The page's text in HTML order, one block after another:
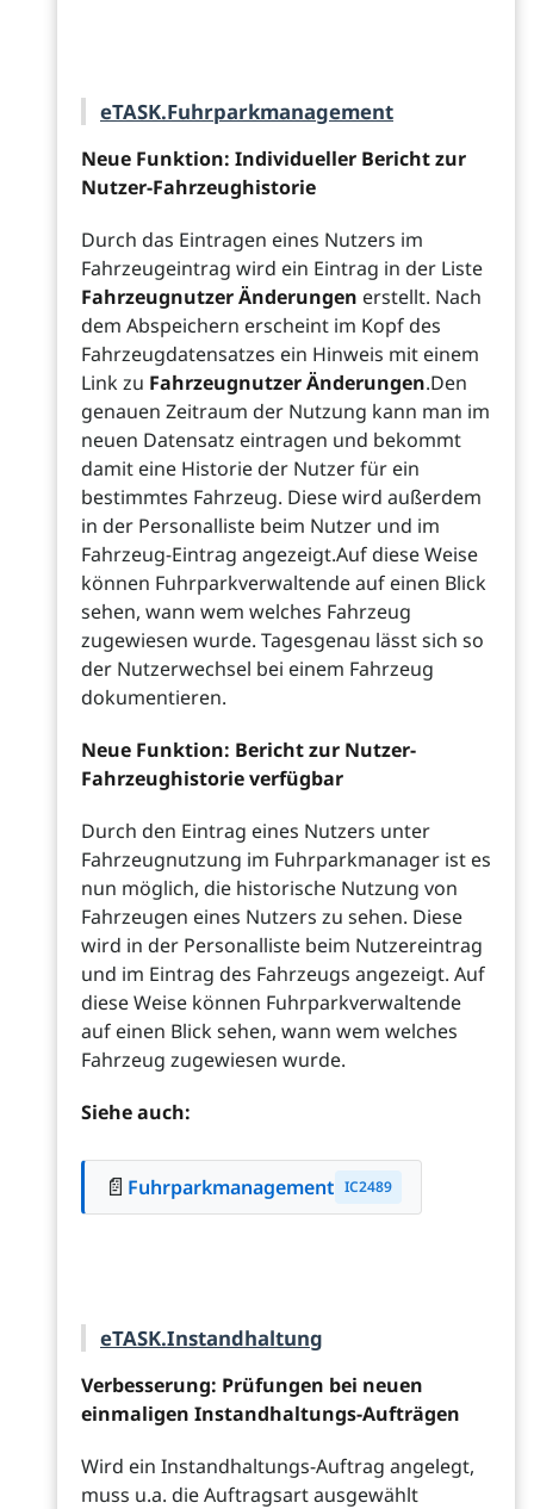
eTASK.Fuhrparkmanagement
Neue Funktion: Individueller Bericht zur
Nutzer-Fahrzeughistorie
Durch das Eintragen eines Nutzers im
Fahrzeugeintrag wird ein Eintrag in der Liste
Fahrzeugnutzer Änderungen erstellt. Nach
dem Abspeichern erscheint im Kopf des
Fahrzeugdatensatzes ein Hinweis mit einem
Link zu Fahrzeugnutzer Änderungen.Den
genauen Zeitraum der Nutzung kann man im
neuen Datensatz eintragen und bekommt
damit eine Historie der Nutzer für ein
bestimmtes Fahrzeug. Diese wird außerdem
in der Personalliste beim Nutzer und im
Fahrzeug-Eintrag angezeigt.Auf diese Weise
können Fuhrparkverwaltende auf einen Blick
sehen, wann wem welches Fahrzeug
zugewiesen wurde. Tagesgenau lässt sich so
der Nutzerwechsel bei einem Fahrzeug
dokumentieren.
Neue Funktion: Bericht zur Nutzer-
Fahrzeughistorie verfügbar
Durch den Eintrag eines Nutzers unter
Fahrzeugnutzung im Fuhrparkmanager ist es
nun möglich, die historische Nutzung von
Fahrzeugen eines Nutzers zu sehen. Diese
wird in der Personalliste beim Nutzereintrag
und im Eintrag des Fahrzeugs angezeigt. Auf
diese Weise können Fuhrparkverwaltende
auf einen Blick sehen, wann wem welches
Fahrzeug zugewiesen wurde.
Siehe auch:
📄 Fuhrparkmanagement IC2489
eTASK.Instandhaltung
Verbesserung: Prüfungen bei neuen
einmaligen Instandhaltungs-Aufträgen
Wird ein Instandhaltungs-Auftrag angelegt,
muss u.a. die Auftragsart ausgewählt